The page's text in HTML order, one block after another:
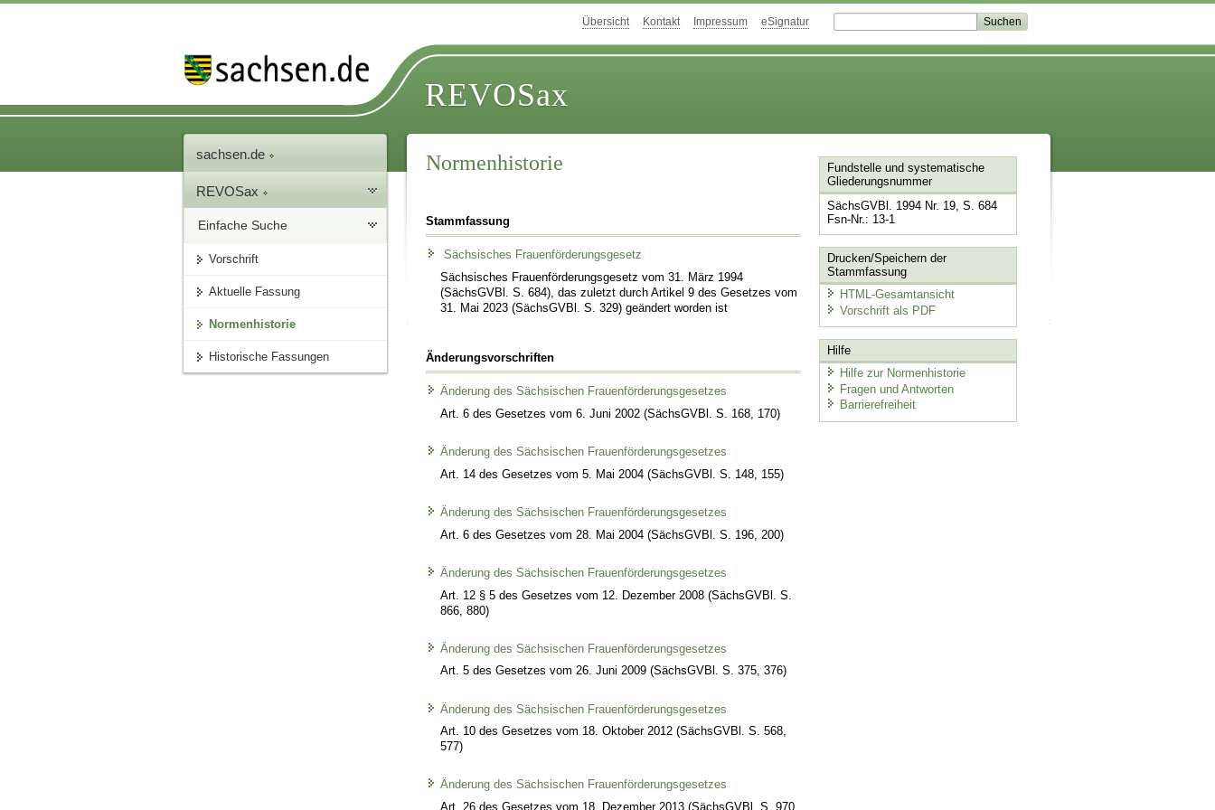
Übersicht Kontakt Impressum eSignatur
REVOSax
sachsen.de
REVOSax
Einfache Suche
Vorschrift
Aktuelle Fassung
Normenhistorie
Historische Fassungen
Normenhistorie
Stammfassung
Sächsisches Frauenförderungsgesetz
Sächsisches Frauenförderungsgesetz vom 31. März 1994
(SächsGVBl. S. 684), das zuletzt durch Artikel 9 des Gesetzes vom
31. Mai 2023 (SächsGVBl. S. 329) geändert worden ist
Änderungsvorschriften
Änderung des Sächsischen Frauenförderungsgesetzes
Art. 6 des Gesetzes vom 6. Juni 2002 (SächsGVBl. S. 168, 170)
Änderung des Sächsischen Frauenförderungsgesetzes
Art. 14 des Gesetzes vom 5. Mai 2004 (SächsGVBl. S. 148, 155)
Änderung des Sächsischen Frauenförderungsgesetzes
Art. 6 des Gesetzes vom 28. Mai 2004 (SächsGVBl. S. 196, 200)
Änderung des Sächsischen Frauenförderungsgesetzes
Art. 12 § 5 des Gesetzes vom 12. Dezember 2008 (SächsGVBl. S.
866, 880)
Änderung des Sächsischen Frauenförderungsgesetzes
Art. 5 des Gesetzes vom 26. Juni 2009 (SächsGVBl. S. 375, 376)
Änderung des Sächsischen Frauenförderungsgesetzes
Art. 10 des Gesetzes vom 18. Oktober 2012 (SächsGVBl. S. 568,
577)
Änderung des Sächsischen Frauenförderungsgesetzes
Art. 26 des Gesetzes vom 18. Dezember 2013 (SächsGVBl. S. 970,
Fundstelle und systematische
Gliederungsnummer
SächsGVBl. 1994 Nr. 19, S. 684
Fsn-Nr.: 13-1
Drucken/Speichern der
Stammfassung
HTML-Gesamtansicht
Vorschrift als PDF
Hilfe
Hilfe zur Normenhistorie
Fragen und Antworten
Barrierefreiheit